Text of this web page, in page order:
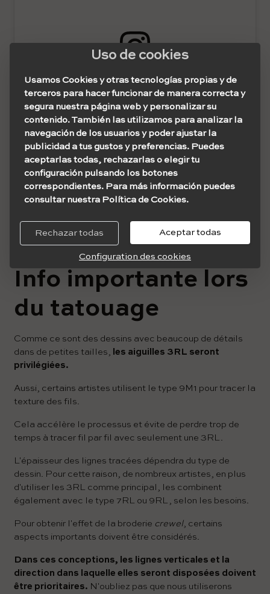
Ver esta publicación en Instagram
Info importante lors
du tatouage
Comme ce sont des dessins avec beaucoup de détails
dans de petites tailles,
les aiguilles 3RL seront
privilégiées.
Aussi, certains artistes utilisent le type 9M1 pour tracer la
texture des fils.
Cela accélère le processus et évite de perdre trop de
temps à tracer fil par fil avec seulement une 3RL.
L'épaisseur des lignes tracées dépendra du type de
dessin. Pour cette raison, de nombreux artistes, en plus
d'utiliser les 3RL comme principal, les combinent
également avec le type 7RL ou 9RL, selon les besoins.
Pour obtenir l'effet de la broderie crewel, certains
aspects importants doivent être considérés.
Dans ces conceptions, les lignes verticales et la
direction dans laquelle elles seront disposées doivent
être prioritaires. N'oubliez pas que nous utiliserons
Uso de cookies
Usamos Cookies y otras tecnologías propias y de
terceros para hacer funcionar de manera correcta y
segura nuestra página web y personalizar su
contenido. También las utilizamos para analizar la
navegación de los usuarios y poder ajustar la
publicidad a tus gustos y preferencias. Puedes
aceptarlas todas, rechazarlas o elegir tu
configuración pulsando los botones
correspondientes. Para más información puedes
consultar nuestra Política de Cookies.
Rechazar todas Aceptar todas
Configuration des cookies